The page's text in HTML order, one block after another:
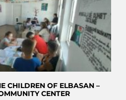
CHILDREN OF ELBASAN –
CENTER